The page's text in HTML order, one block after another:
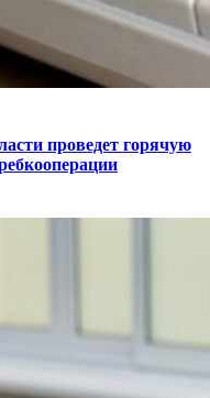
проведет горячую